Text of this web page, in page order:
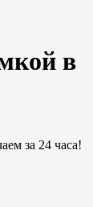
в
за 24 часа!